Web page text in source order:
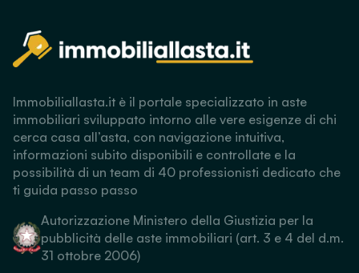
Immobiliallasta.it è il portale specializzato in aste
immobiliari sviluppato intorno alle vere esigenze di chi
cerca casa all’asta, con navigazione intuitiva,
informazioni subito disponibili e controllate e la
possibilità di un team di 40 professionisti dedicato che
ti guida passo passo
Autorizzazione Ministero della Giustizia per la
pubblicità delle aste immobiliari (art. 3 e 4 del d.m.
31 ottobre 2006)